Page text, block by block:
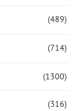
(489)
(714)
(1300)
(316)